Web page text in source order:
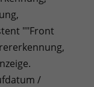
""Front
/